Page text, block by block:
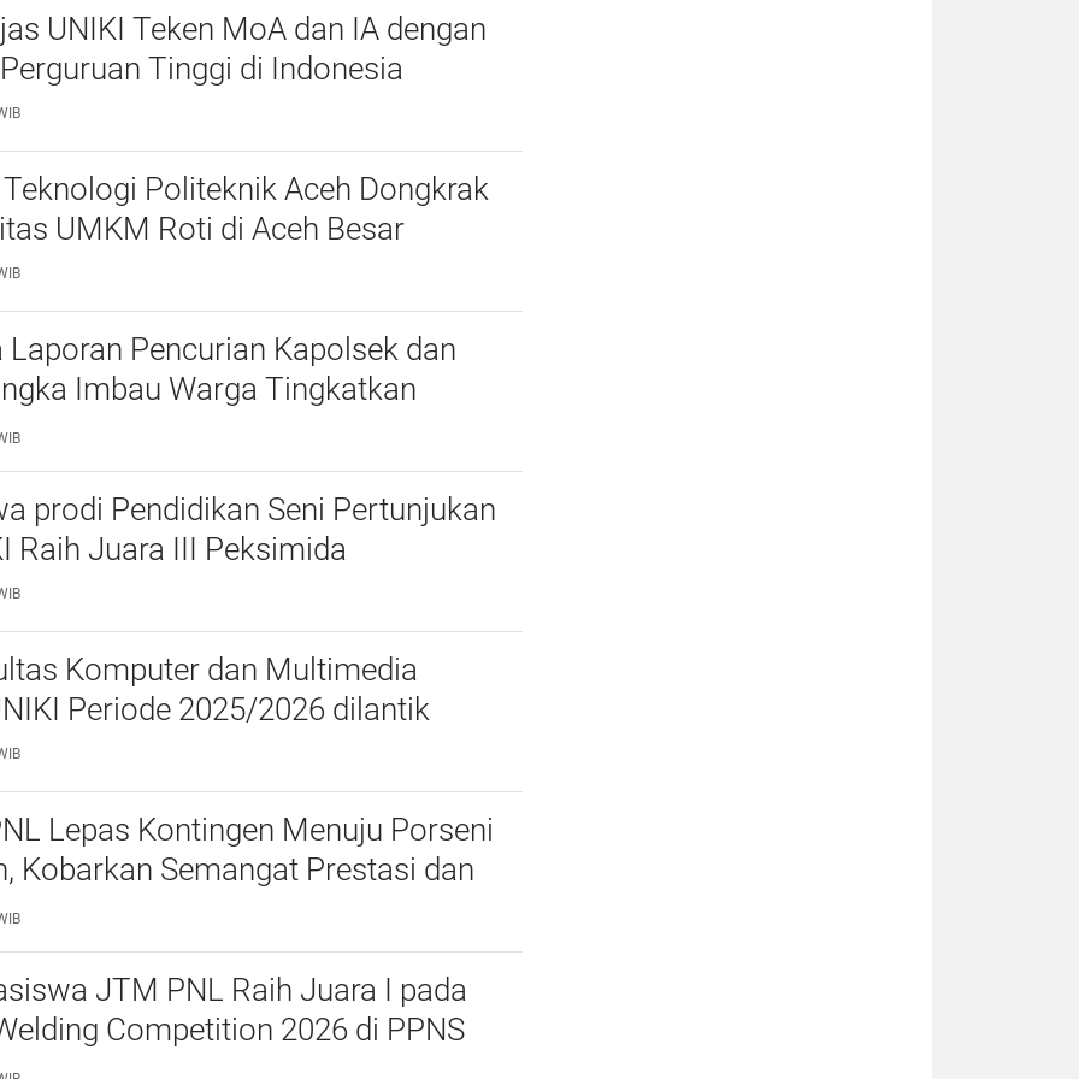
UNIKI Teken MoA dan IA dengan
Tinggi di Indonesia
Politeknik Aceh Dongkrak
UMKM Roti di Aceh Besar
Laporan Pencurian Kapolsek dan
Imbau Warga Tingkatkan
prodi Pendidikan Seni Pertunjukan
Raih Juara III Peksimida
Komputer dan Multimedia
UNIKI Periode 2025/2026 dilantik
Lepas Kontingen Menuju Porseni
Kobarkan Semangat Prestasi dan
JTM PNL Raih Juara I pada
Competition 2026 di PPNS